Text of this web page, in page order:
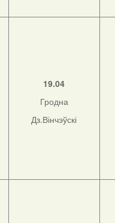
19.04
Гродна
Дз.Вінчэўскі